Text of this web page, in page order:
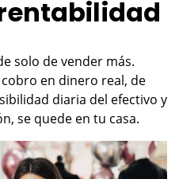
solo de vender más.
en dinero real, de
diaria del efectivo y
se quede en tu casa.